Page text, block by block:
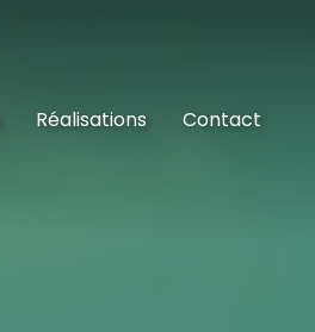
Réalisations Contact